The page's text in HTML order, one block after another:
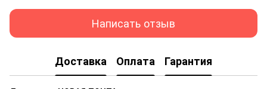
Написать отзыв
Доставка Оплата Гарантия